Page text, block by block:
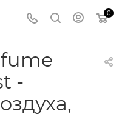
0
-